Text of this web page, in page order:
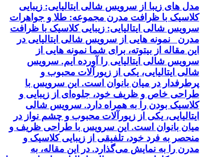
مدل های زیبا از سرویس شالی ایتالیایی: زیبایی
کلاسیک با ظرافت مدرن مجموعه: طلا و جواهرات
سرویس شالی ایتالیایی: زیبایی کلاسیک با ظرافت
مدرن نمونه هایی از سرویس شالی ایتالیایی در
این مقاله از بیتوته، برای شما نمونه هایی از
سرویس شالی ایتالیایی را آورده ایم. سرویس
شالی ایتالیایی، یکی از زیورآلات محبوب و
پرطرفدار در میان بانوان است. این سرویس با
طراحی خاص و ظریف خود، جلوه‌ای از زیبایی و
کلاسیک بودن را به همراه دارد. سرویس شالی
ایتالیایی، یکی از زیورآلات محبوب و چشم نواز در
میان بانوان است. این سرویس با طراحی ظریف و
منحصر به فرد خود، تلفیقی از زیبایی کلاسیک و
مدرن را به نمایش می‌گذارد. در این مقاله، به